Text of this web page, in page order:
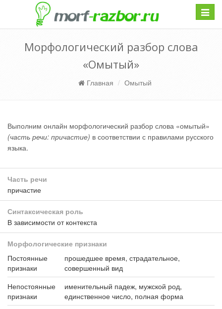
Морфологический разбор слова
«Омытый»
Главная Омытый
Выполним онлайн морфологический разбор слова «омытый»
(часть речи: причастие) в соответствии с правилами русского
языка.
Часть речи
причастие
Синтаксическая роль
В зависимости от контекста
Морфологические признаки
Постоянные
признаки
прошедшее время, страдательное,
совершенный вид
Непостоянные
признаки
именительный падеж, мужской род,
единственное число, полная форма